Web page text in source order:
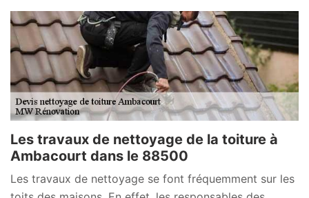
Les travaux de nettoyage de la toiture à
Ambacourt dans le 88500
Les travaux de nettoyage se font fréquemment sur les